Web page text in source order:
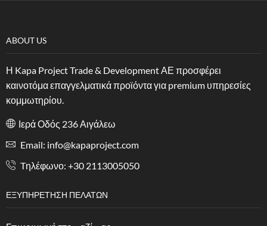
ABOUT US
Η Kapa Project Trade & Development ΑΕ προσφέρει
καινοτόμα επαγγελματικά προϊόντα για premium υπηρεσίες
κομμωτηρίου.
Ιερά Οδός 236 Αιγάλεω
Email: info@kapaproject.com
Tηλέφωνο: +30 2113005050
ΕΞΥΠΗΡΈΤΗΣΗ ΠΕΛΑΤΏΝ